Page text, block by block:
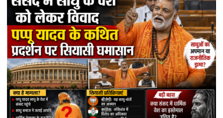
प्रधानमंत्री,
उ.प्र
राज्यपाल
एवं
उ.प्र
मुख्यमंत्री
को
ज्ञापन
प्रेषित
किया